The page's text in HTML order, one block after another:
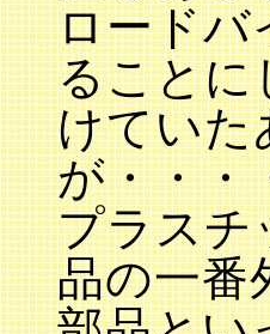
ロードバ
ることに
けていた
が・・・
プラスチ
品の一番